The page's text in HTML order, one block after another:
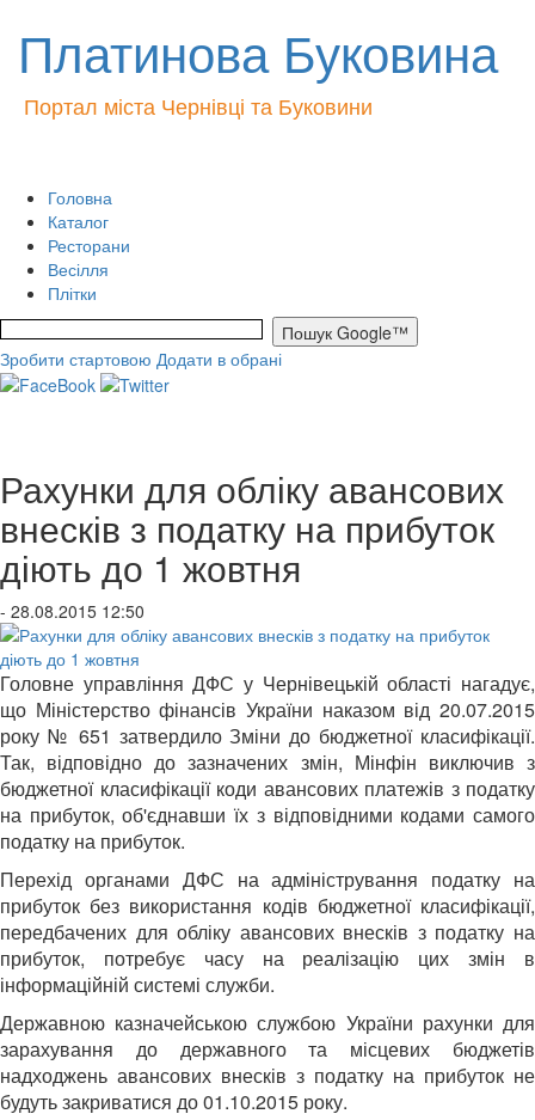
Платинова Буковина
Портал міста Чернівці та Буковини
Головна
Каталог
Ресторани
Весілля
Плітки
Зробити стартовою Додати в обрані
Рахунки для обліку авансових
внесків з податку на прибуток
діють до 1 жовтня
- 28.08.2015 12:50
Головне управління ДФС у Чернівецькій області нагадує,
що Міністерство фінансів України наказом від 20.07.2015
року № 651 затвердило Зміни до бюджетної класифікації.
Так, відповідно до зазначених змін, Мінфін виключив з
бюджетної класифікації коди авансових платежів з податку
на прибуток, об'єднавши їх з відповідними кодами самого
податку на прибуток.
Перехід органами ДФС на адміністрування податку на
прибуток без використання кодів бюджетної класифікації,
передбачених для обліку авансових внесків з податку на
прибуток, потребує часу на реалізацію цих змін в
інформаційній системі служби.
Державною казначейською службою України рахунки для
зарахування до державного та місцевих бюджетів
надходжень авансових внесків з податку на прибуток не
будуть закриватися до 01.10.2015 року.